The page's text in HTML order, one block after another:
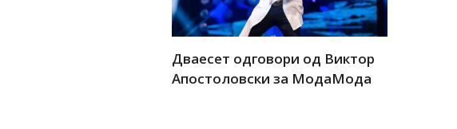
Дваесет одговори од Виктор
Апостоловски за МодаМода